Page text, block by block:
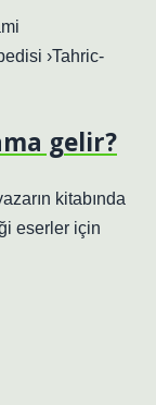
›Tahric-
gelir?
kitabında
eserler için